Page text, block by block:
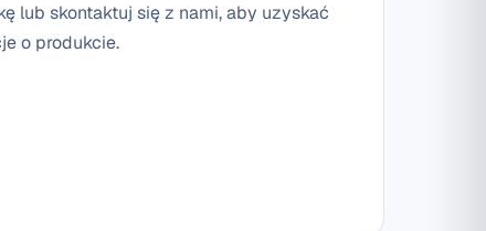
lub skontaktuj się z nami, aby uzyskać
o produkcie.